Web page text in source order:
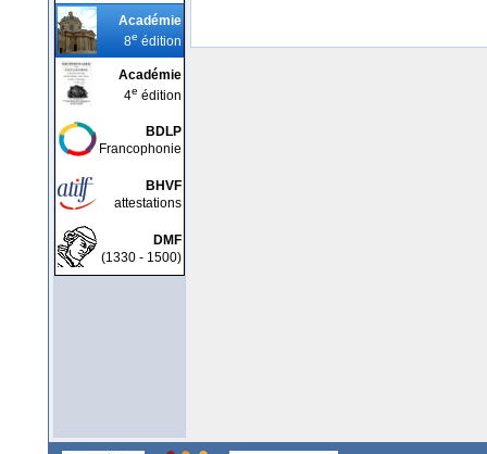
Académie
8e édition
Académie
4e édition
BDLP
Francophonie
BHVF
attestations
DMF
(1330 - 1500)